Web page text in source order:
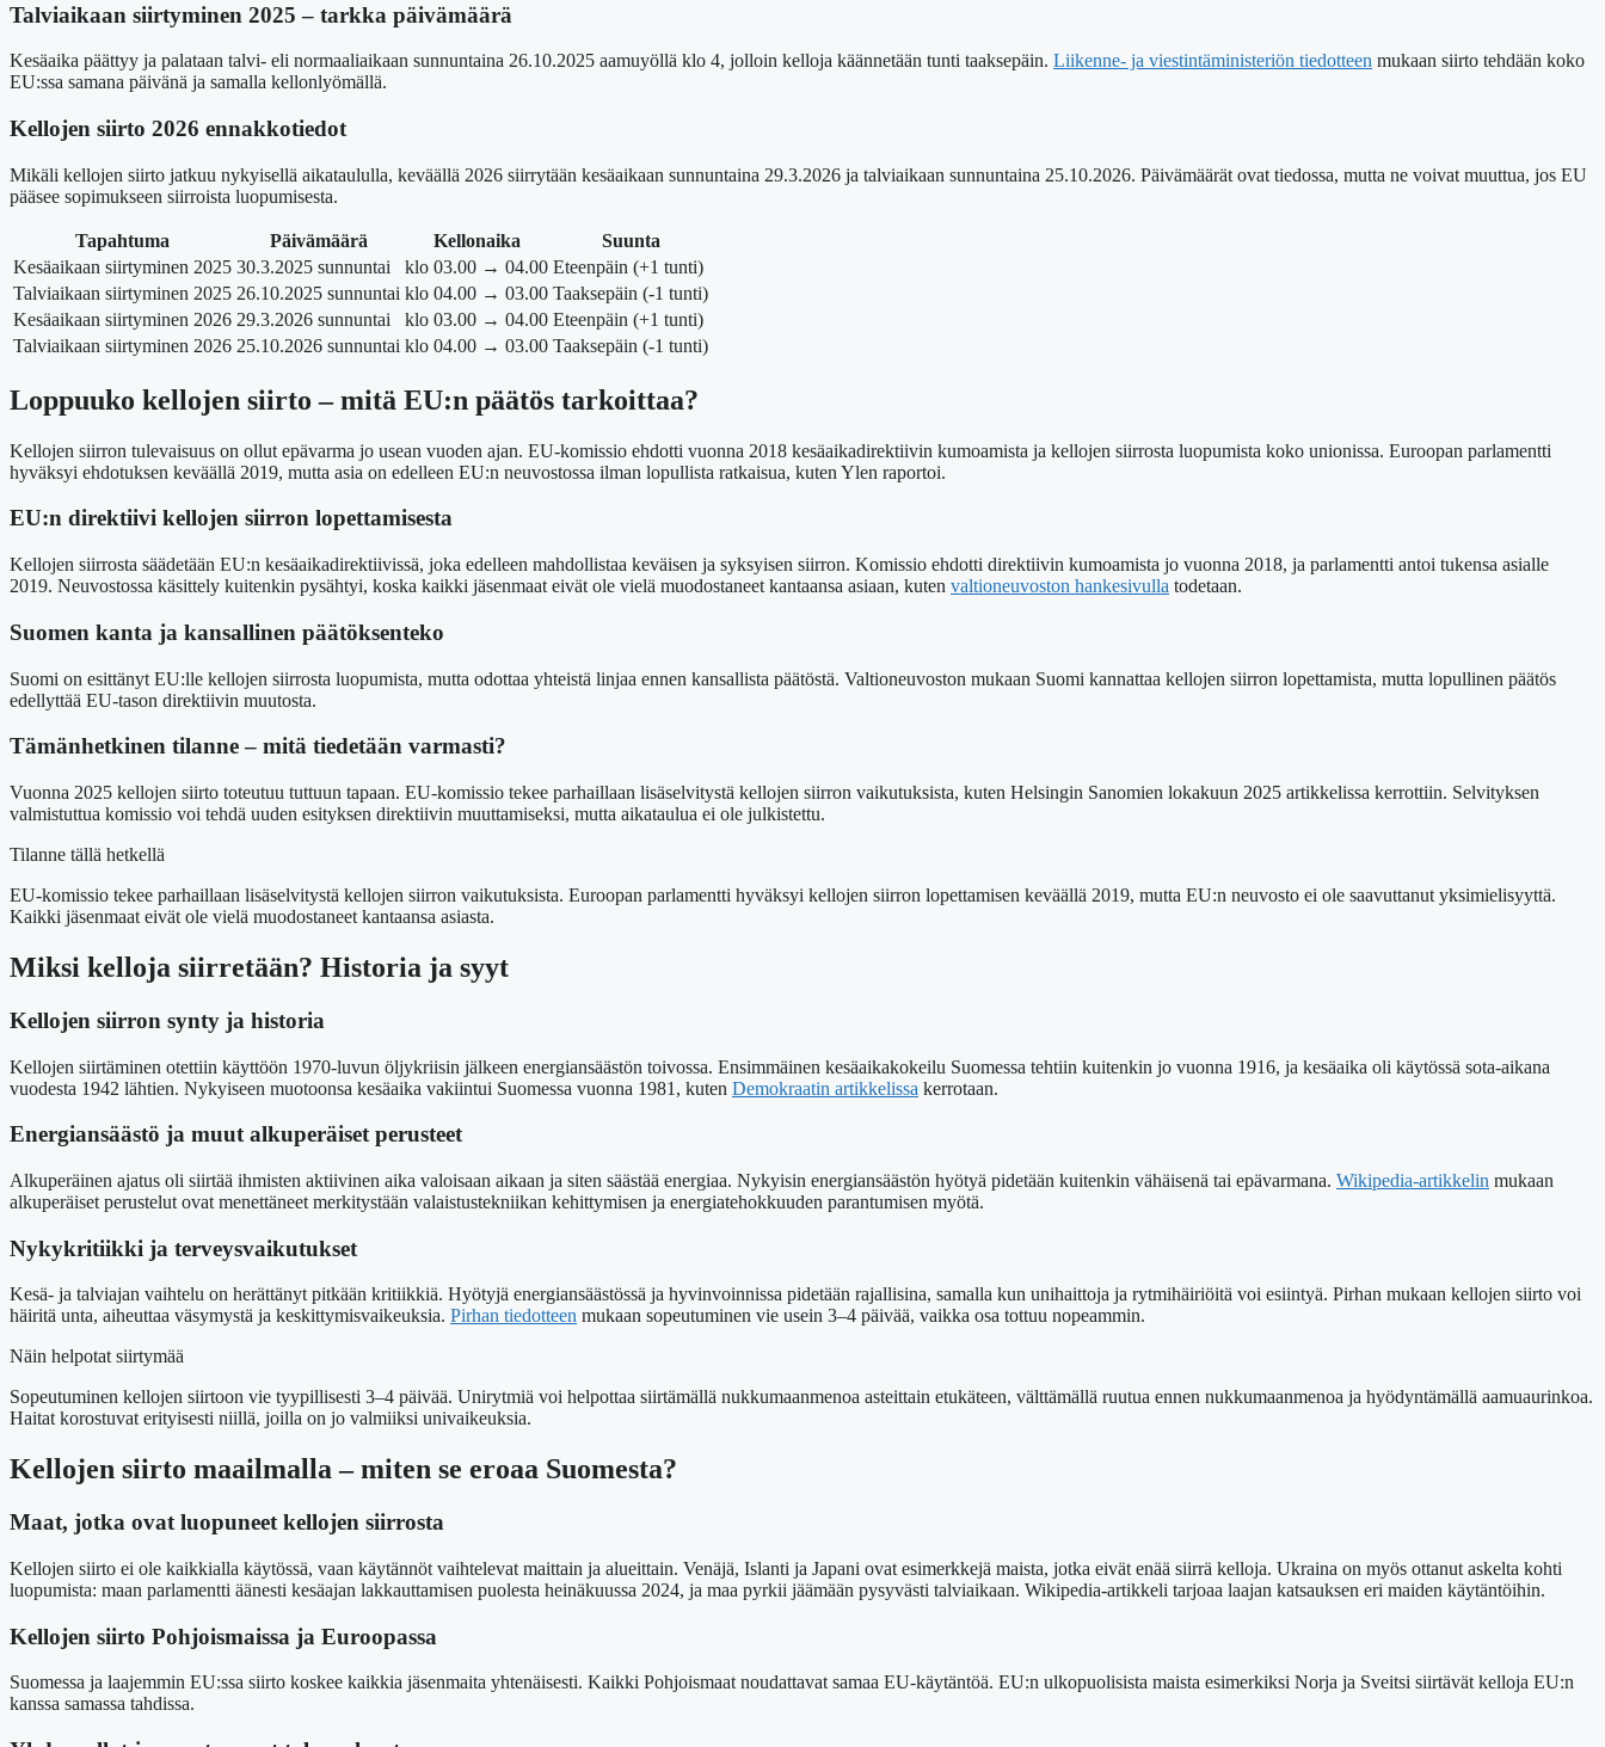
Talviaikaan siirtyminen 2025 – tarkka päivämäärä
Kesäaika päättyy ja palataan talvi- eli normaaliaikaan sunnuntaina 26.10.2025 aamuyöllä klo 4, jolloin kelloja käännetään tunti taaksepäin. Liikenne- ja viestintäministeriön tiedotteen mukaan siirto tehdään koko
EU:ssa samana päivänä ja samalla kellonlyömällä.
Kellojen siirto 2026 ennakkotiedot
Mikäli kellojen siirto jatkuu nykyisellä aikataululla, keväällä 2026 siirrytään kesäaikaan sunnuntaina 29.3.2026 ja talviaikaan sunnuntaina 25.10.2026. Päivämäärät ovat tiedossa, mutta ne voivat muuttua, jos EU
pääsee sopimukseen siirroista luopumisesta.
Tapahtuma Päivämäärä Kellonaika
Suunta
Kesäaikaan siirtyminen 2025 30.3.2025 sunnuntai klo 03.00 → 04.00 Eteenpäin (+1 tunti)
Talviaikaan siirtyminen 2025 26.10.2025 sunnuntai klo 04.00 → 03.00 Taaksepäin (-1 tunti)
Kesäaikaan siirtyminen 2026 29.3.2026 sunnuntai klo 03.00 → 04.00 Eteenpäin (+1 tunti)
Talviaikaan siirtyminen 2026 25.10.2026 sunnuntai klo 04.00 → 03.00 Taaksepäin (-1 tunti)
Loppuuko kellojen siirto – mitä EU:n päätös tarkoittaa?
Kellojen siirron tulevaisuus on ollut epävarma jo usean vuoden ajan. EU-komissio ehdotti vuonna 2018 kesäaikadirektiivin kumoamista ja kellojen siirrosta luopumista koko unionissa. Euroopan parlamentti
hyväksyi ehdotuksen keväällä 2019, mutta asia on edelleen EU:n neuvostossa ilman lopullista ratkaisua, kuten Ylen raportoi.
EU:n direktiivi kellojen siirron lopettamisesta
Kellojen siirrosta säädetään EU:n kesäaikadirektiivissä, joka edelleen mahdollistaa keväisen ja syksyisen siirron. Komissio ehdotti direktiivin kumoamista jo vuonna 2018, ja parlamentti antoi tukensa asialle
2019. Neuvostossa käsittely kuitenkin pysähtyi, koska kaikki jäsenmaat eivät ole vielä muodostaneet kantaansa asiaan, kuten valtioneuvoston hankesivulla todetaan.
Suomen kanta ja kansallinen päätöksenteko
Suomi on esittänyt EU:lle kellojen siirrosta luopumista, mutta odottaa yhteistä linjaa ennen kansallista päätöstä. Valtioneuvoston mukaan Suomi kannattaa kellojen siirron lopettamista, mutta lopullinen päätös
edellyttää EU-tason direktiivin muutosta.
Tämänhetkinen tilanne – mitä tiedetään varmasti?
Vuonna 2025 kellojen siirto toteutuu tuttuun tapaan. EU-komissio tekee parhaillaan lisäselvitystä kellojen siirron vaikutuksista, kuten Helsingin Sanomien lokakuun 2025 artikkelissa kerrottiin. Selvityksen
valmistuttua komissio voi tehdä uuden esityksen direktiivin muuttamiseksi, mutta aikataulua ei ole julkistettu.
Tilanne tällä hetkellä
EU-komissio tekee parhaillaan lisäselvitystä kellojen siirron vaikutuksista. Euroopan parlamentti hyväksyi kellojen siirron lopettamisen keväällä 2019, mutta EU:n neuvosto ei ole saavuttanut yksimielisyyttä.
Kaikki jäsenmaat eivät ole vielä muodostaneet kantaansa asiasta.
Miksi kelloja siirretään? Historia ja syyt
Kellojen siirron synty ja historia
Kellojen siirtäminen otettiin käyttöön 1970-luvun öljykriisin jälkeen energiansäästön toivossa. Ensimmäinen kesäaikakokeilu Suomessa tehtiin kuitenkin jo vuonna 1916, ja kesäaika oli käytössä sota-aikana
vuodesta 1942 lähtien. Nykyiseen muotoonsa kesäaika vakiintui Suomessa vuonna 1981, kuten Demokraatin artikkelissa kerrotaan.
Energiansäästö ja muut alkuperäiset perusteet
Alkuperäinen ajatus oli siirtää ihmisten aktiivinen aika valoisaan aikaan ja siten säästää energiaa. Nykyisin energiansäästön hyötyä pidetään kuitenkin vähäisenä tai epävarmana. Wikipedia-artikkelin mukaan
alkuperäiset perustelut ovat menettäneet merkitystään valaistustekniikan kehittymisen ja energiatehokkuuden parantumisen myötä.
Nykykritiikki ja terveysvaikutukset
Kesä- ja talviajan vaihtelu on herättänyt pitkään kritiikkiä. Hyötyjä energiansäästössä ja hyvinvoinnissa pidetään rajallisina, samalla kun unihaittoja ja rytmihäiriöitä voi esiintyä. Pirhan mukaan kellojen siirto voi
häiritä unta, aiheuttaa väsymystä ja keskittymisvaikeuksia. Pirhan tiedotteen mukaan sopeutuminen vie usein 3–4 päivää, vaikka osa tottuu nopeammin.
Näin helpotat siirtymää
Sopeutuminen kellojen siirtoon vie tyypillisesti 3–4 päivää. Unirytmiä voi helpottaa siirtämällä nukkumaanmenoa asteittain etukäteen, välttämällä ruutua ennen nukkumaanmenoa ja hyödyntämällä aamuaurinkoa.
Haitat korostuvat erityisesti niillä, joilla on jo valmiiksi univaikeuksia.
Kellojen siirto maailmalla – miten se eroaa Suomesta?
Maat, jotka ovat luopuneet kellojen siirrosta
Kellojen siirto ei ole kaikkialla käytössä, vaan käytännöt vaihtelevat maittain ja alueittain. Venäjä, Islanti ja Japani ovat esimerkkejä maista, jotka eivät enää siirrä kelloja. Ukraina on myös ottanut askelta kohti
luopumista: maan parlamentti äänesti kesäajan lakkauttamisen puolesta heinäkuussa 2024, ja maa pyrkii jäämään pysyvästi talviaikaan. Wikipedia-artikkeli tarjoaa laajan katsauksen eri maiden käytäntöihin.
Kellojen siirto Pohjoismaissa ja Euroopassa
Suomessa ja laajemmin EU:ssa siirto koskee kaikkia jäsenmaita yhtenäisesti. Kaikki Pohjoismaat noudattavat samaa EU-käytäntöä. EU:n ulkopuolisista maista esimerkiksi Norja ja Sveitsi siirtävät kelloja EU:n
kanssa samassa tahdissa.